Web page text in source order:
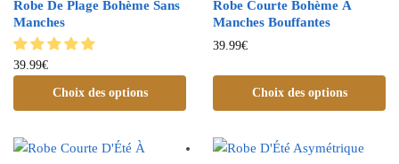
Robe De Plage Bohème Sans
Manches
39.99€
Choix des options
Robe Courte Bohème À
Manches Bouffantes
39.99€
Choix des options